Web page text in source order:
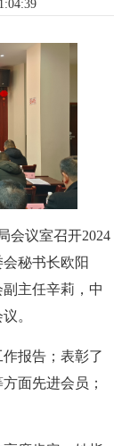
会议室召开2024
秘书长欧阳
主任辛莉，中
。
作报告；表彰了
方面先进会员；